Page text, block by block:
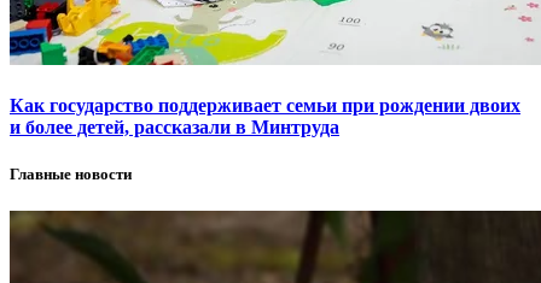
Как государство поддерживает семьи при рождении двоих
и более детей, рассказали в Минтруда
Главные новости